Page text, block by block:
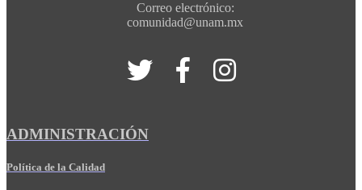
Correo electrónico:
comunidad@unam.mx
ADMINISTRACIÓN
Política de la Calidad